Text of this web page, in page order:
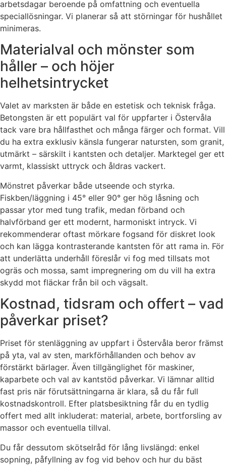
arbetsdagar beroende på omfattning och eventuella
speciallösningar. Vi planerar så att störningar för hushållet
minimeras.
Materialval och mönster som
håller – och höjer
helhetsintrycket
Valet av marksten är både en estetisk och teknisk fråga.
Betongsten är ett populärt val för uppfarter i Östervåla
tack vare bra hållfasthet och många färger och format. Vill
du ha extra exklusiv känsla fungerar natursten, som granit,
utmärkt – särskilt i kantsten och detaljer. Marktegel ger ett
varmt, klassiskt uttryck och åldras vackert.
Mönstret påverkar både utseende och styrka.
Fiskben/läggning i 45° eller 90° ger hög låsning och
passar ytor med tung trafik, medan förband och
halvförband ger ett modernt, harmoniskt intryck. Vi
rekommenderar oftast mörkare fogsand för diskret look
och kan lägga kontrasterande kantsten för att rama in. För
att underlätta underhåll föreslår vi fog med tillsats mot
ogräs och mossa, samt impregnering om du vill ha extra
skydd mot fläckar från bil och vägsalt.
Kostnad, tidsram och offert – vad
påverkar priset?
Priset för stenläggning av uppfart i Östervåla beror främst
på yta, val av sten, markförhållanden och behov av
förstärkt bärlager. Även tillgänglighet för maskiner,
kaparbete och val av kantstöd påverkar. Vi lämnar alltid
fast pris när förutsättningarna är klara, så du får full
kostnadskontroll. Efter platsbesiktning får du en tydlig
offert med allt inkluderat: material, arbete, bortforsling av
massor och eventuella tillval.
Du får dessutom skötselråd för lång livslängd: enkel
sopning, påfyllning av fog vid behov och hur du bäst